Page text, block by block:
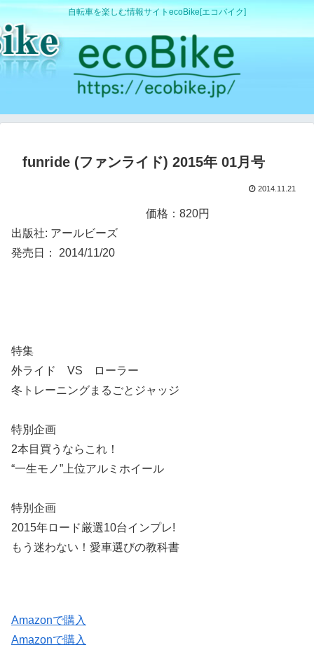
自転車を楽しむ情報サイトecoBike[エコバイク]
funride (ファンライド) 2015年 01月号
2014.11.21
価格：820円
出版社: アールビーズ
発売日： 2014/11/20
特集
外ライド VS ローラー
冬トレーニングまるごとジャッジ
特別企画
2本目買うならこれ！
“一生モノ”上位アルミホイール
特別企画
2015年ロード厳選10台インプレ!
もう迷わない！愛車選びの教科書
Amazonで購入
Amazonで購入